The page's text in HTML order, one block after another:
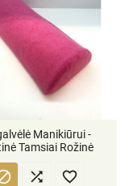
Manikiūrui -
Tamsiai Rožinė
 